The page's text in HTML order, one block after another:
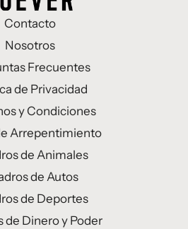
Contacto
Nosotros
Frecuentes
de Privacidad
y Condiciones
Arrepentimiento
de Animales
de Autos
de Deportes
de Dinero y Poder